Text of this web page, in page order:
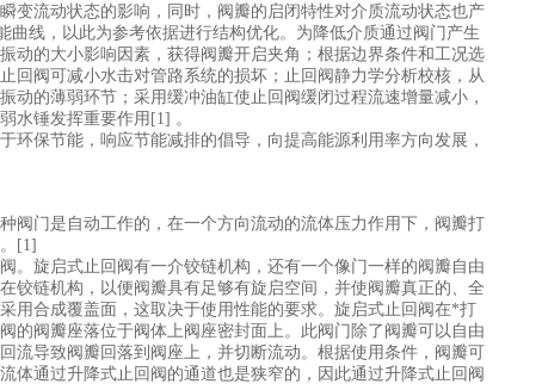
流动状态的影响，同时，阀瓣的启闭特性对介质流动状态也产
线，以此为参考依据进行结构优化。为降低介质通过阀门产生
动的大小影响因素，获得阀瓣开启夹角；根据边界条件和工况选
回阀可减小水击对管路系统的损坏；止回阀静力学分析校核，从
的薄弱环节；采用缓冲油缸使止回阀缓闭过程流速增量减小，
水锤发挥重要作用[1] 。
保节能，响应节能减排的倡导，向提高能源利用率方向发展，
阀门是自动工作的，在一个方向流动的流体压力作用下，阀瓣打
[1]
。旋启式止回阀有一介铰链机构，还有一个像门一样的阀瓣自由
铰链机构，以便阀瓣具有足够有旋启空间，并使阀瓣真正的、全
用合成覆盖面，这取决于使用性能的要求。旋启式止回阀在*打
的阀瓣座落位于阀体上阀座密封面上。此阀门除了阀瓣可以自由
流导致阀瓣回落到阀座上，并切断流动。根据使用条件，阀瓣可
体通过升降式止回阀的通道也是狭窄的，因此通过升降式止回阀